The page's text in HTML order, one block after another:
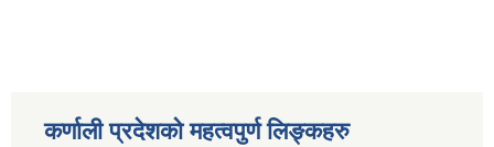
कर्णाली प्रदेशको महत्वपुर्ण लिङ्कहरु